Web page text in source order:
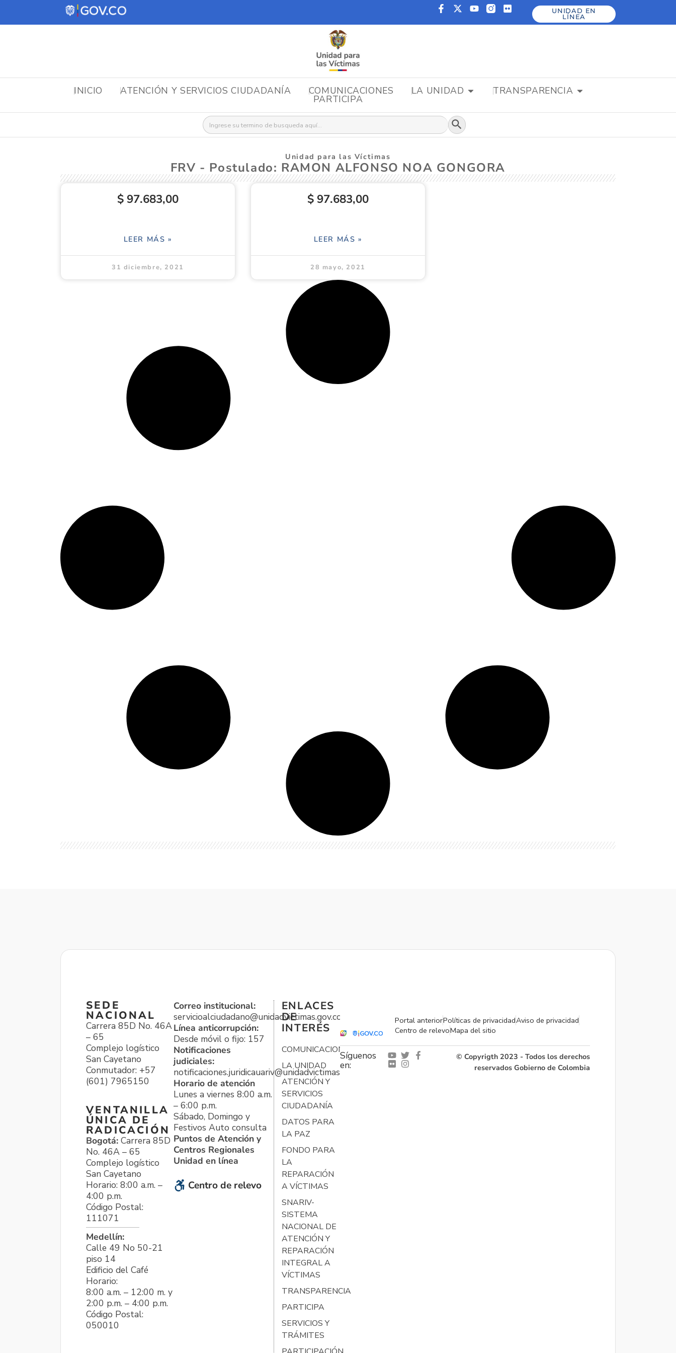
UNIDAD EN
LÍNEA
INICIO ATENCIÓN Y SERVICIOS CIUDADANÍA COMUNICACIONES LA UNIDAD TRANSPARENCIA
PARTICIPA
Buscar: Botón de búsqueda
Unidad para las Víctimas
FRV - Postulado: RAMON ALFONSO NOA GONGORA
$ 97.683,00
LEER MÁS »
31 diciembre, 2021
$ 97.683,00
LEER MÁS »
28 mayo, 2021
SEDE
NACIONAL
Carrera 85D No. 46A
– 65
Complejo logístico
San Cayetano
Conmutador: +57
(601) 7965150
VENTANILLA
ÚNICA DE
RADICACIÓN
Bogotá: Carrera 85D
No. 46A – 65
Complejo logístico
San Cayetano
Horario: 8:00 a.m. –
4:00 p.m.
Código Postal:
111071
Medellín:
Calle 49 No 50-21
piso 14
Edificio del Café
Horario:
8:00 a.m. – 12:00 m. y
2:00 p.m. – 4:00 p.m.
Código Postal:
050010
Correo institucional:
servicioalciudadano@unidadvictimas.gov.co
Línea anticorrupción:
Desde móvil o fijo: 157
Notificaciones
judiciales:
notificaciones.juridicauariv@unidadvictimas.gov.co
Horario de atención
Lunes a viernes 8:00 a.m.
– 6:00 p.m.
Sábado, Domingo y
Festivos Auto consulta
Puntos de Atención y
Centros Regionales
Unidad en línea
Centro de relevo
ENLACES
DE
INTERÉS
COMUNICACIONES
LA UNIDAD
ATENCIÓN Y
SERVICIOS
CIUDADANÍA
DATOS PARA
LA PAZ
FONDO PARA
LA
REPARACIÓN
A VÍCTIMAS
SNARIV-
SISTEMA
NACIONAL DE
ATENCIÓN Y
REPARACIÓN
INTEGRAL A
VÍCTIMAS
TRANSPARENCIA
PARTICIPA
SERVICIOS Y
TRÁMITES
Portal anteriorPolíticas de privacidadAviso de privacidad
Centro de relevoMapa del sitio
Síguenos
en:
© Copyrigth 2023 - Todos los derechos
reservados Gobierno de Colombia